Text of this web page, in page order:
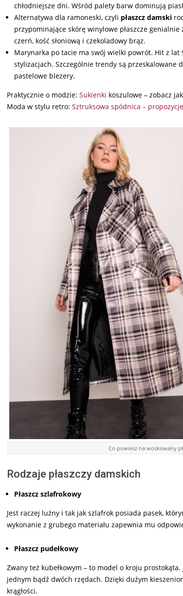
chłodniejsze dni. Wśród palety barw dominują
Alternatywa dla ramoneski, czyli płaszcz damski
przypominające skórę winylowe płaszcze
czerń, kość słoniową i czekoladowy brąz.
Marynarka po tacie ma swój wielki powrót. Hit z
stylizacjach. Szczególnie trendy są przeskalowane
pastelowe blezery.
Praktycznie o modzie: Sukienki koszulowe – zobacz
Moda w stylu retro: Sztruksowa spódnica –
Co powiesz na woskowany
Rodzaje płaszczy damskich
Płaszcz szlafrokowy
Jest raczej luźny i tak jak szlafrok posiada pasek,
wykonanie z grubego materiału zapewnia mu
Płaszcz pudełkowy
Zwany też kubełkowym – to model o kroju
jednym bądź dwóch rzędach. Dzięki dużym
krągłości.